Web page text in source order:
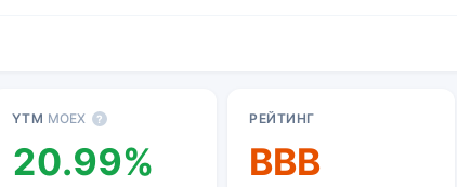
YTM MOEX ?
20.99%
РЕЙТИНГ
BBB